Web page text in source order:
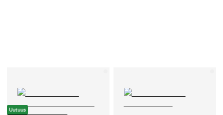
Uutuus